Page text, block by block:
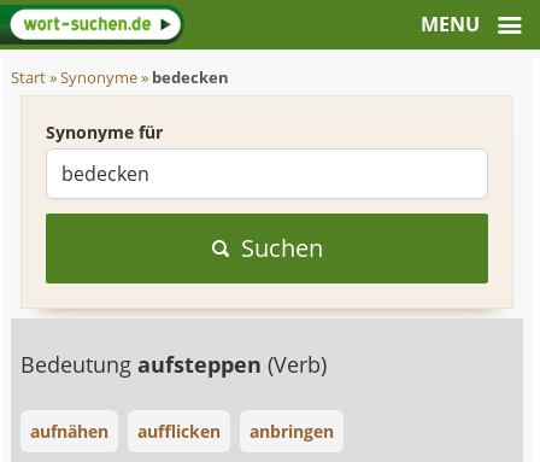
Start»Synonyme» bedecken
Synonyme für
Suchen
Bedeutungaufsteppen(Verb)
aufnähen aufflicken anbringen